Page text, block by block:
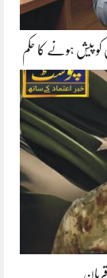
کو پیش ہونے کا حکم